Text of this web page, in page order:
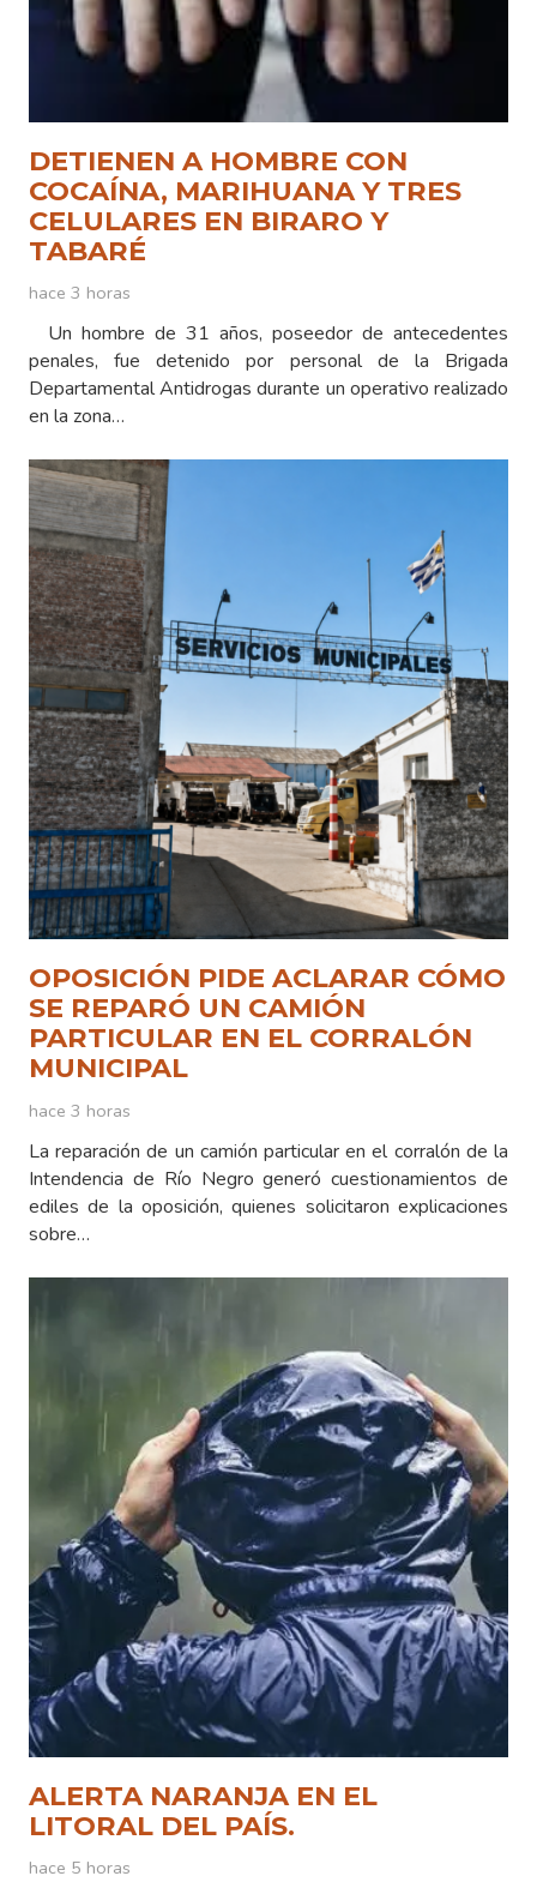
DETIENEN A HOMBRE CON
COCAÍNA, MARIHUANA Y TRES
CELULARES EN BIRARO Y
TABARÉ
hace 3 horas
Un hombre de 31 años, poseedor de antecedentes
penales, fue detenido por personal de la Brigada
Departamental Antidrogas durante un operativo realizado
en la zona…
OPOSICIÓN PIDE ACLARAR CÓMO
SE REPARÓ UN CAMIÓN
PARTICULAR EN EL CORRALÓN
MUNICIPAL
hace 3 horas
La reparación de un camión particular en el corralón de la
Intendencia de Río Negro generó cuestionamientos de
ediles de la oposición, quienes solicitaron explicaciones
sobre…
ALERTA NARANJA EN EL
LITORAL DEL PAÍS.
hace 5 horas